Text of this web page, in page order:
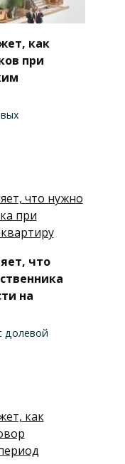
как
при
что
на
долевой